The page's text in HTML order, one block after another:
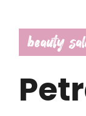
beauty